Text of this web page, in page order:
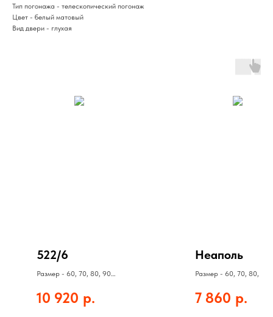
Тип погонажа - телескопический погонаж
Цвет - белый матовый
Вид двери - глухая
522/6
Размер - 60, 70, 80, 90
Коробка - 860 руб
Наличник - 490 руб
10 920 р.
Неаполь
Размер - 60, 70, 80, 90
Коробка - 650 руб
Наличник - 350 руб
7 860 р.